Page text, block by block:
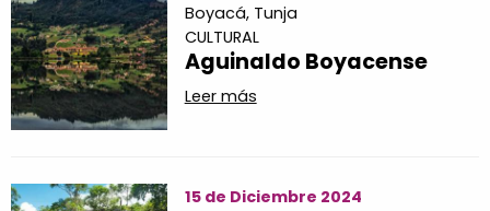
Boyacá, Tunja
CULTURAL
Aguinaldo Boyacense
Leer más
15 de Diciembre 2024